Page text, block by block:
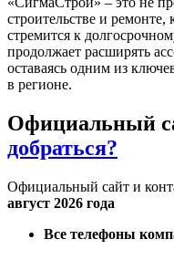
строительстве и
стремится к
продолжает расширять
оставаясь одним из
в регионе.
Официальный
добраться?
Официальный сайт и
август 2026 года
Все телефоны